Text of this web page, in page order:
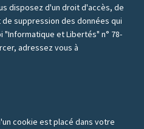
disposez d'un droit d'accès, de
suppression des données qui
"Informatique et Libertés" n° 78-
adressez vous à
cookie est placé dans votre